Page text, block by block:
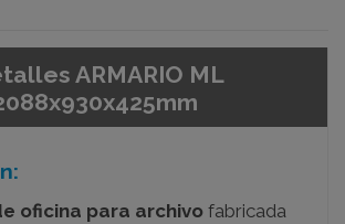
ARMARIO ML
oficina para archivo fabricada